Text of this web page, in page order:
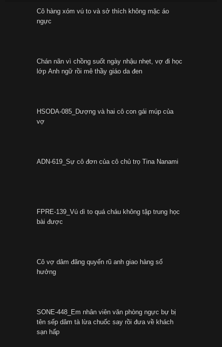
Cô hàng xóm vú to và sở thích không mặc áo
ngực
Chán nãn vì chồng suốt ngày nhậu nhẹt, vợ đi học
lớp Anh ngữ rồi mê thầy giáo da đen
HSODA-085_Dượng và hai cô con gái múp của
vợ
ADN-619_Sự cô đơn của cô chủ trọ Tina Nanami
FPRE-139_Vú dì to quá cháu không tập trung học
bài được
Cô vợ dâm đãng quyến rũ anh giao hàng số
hưởng
SONE-448_Em nhân viên văn phòng ngực bự bị
tên sếp dâm tà lừa chuốc say rồi đưa về khách
sạn hấp